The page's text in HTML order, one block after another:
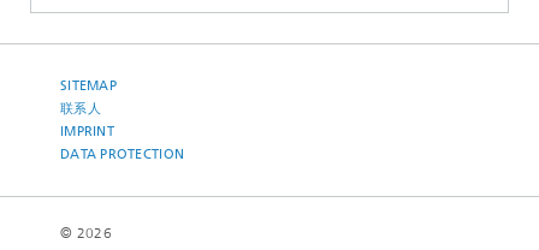
SITEMAP
联系人
IMPRINT
DATA PROTECTION
© 2026